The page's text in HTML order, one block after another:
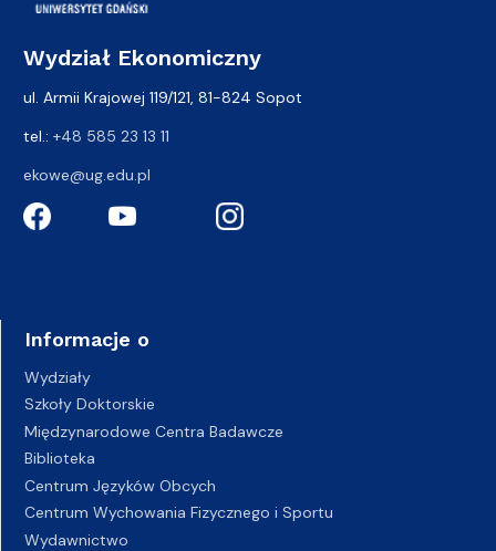
Wydział Ekonomiczny
ul. Armii Krajowej 119/121, 81-824 Sopot
tel.: +48 585 23 13 11
ekowe@ug.edu.pl
Informacje o
Wydziały
Szkoły Doktorskie
Międzynarodowe Centra Badawcze
Biblioteka
Centrum Języków Obcych
Centrum Wychowania Fizycznego i Sportu
Wydawnictwo